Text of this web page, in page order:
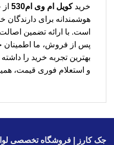
خریدکویل ام وی ام530
هوشمندانه برای
است. با ارائه تضمین
پس از فروش، ما
بهترین تجربه خرید را
و استعلام فوری قیمت،
جک کارز | فروشگاه تخصصی